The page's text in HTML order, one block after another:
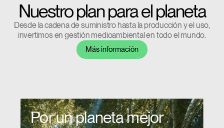
Nuestro plan para el planeta
Desde la cadena de suministro hasta la producción y el uso,
invertimos en gestión medioambiental en todo el mundo.
Más información
Por un planeta mejor